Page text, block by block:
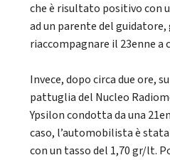
che è risultato positivo con
ad un parente del
riaccompagnare il 23enne a
Invece, dopo circa due ore,
pattuglia del Nucleo
Ypsilon condotta da una
caso, l’automobilista è
con un tasso del 1,70 gr/lt.